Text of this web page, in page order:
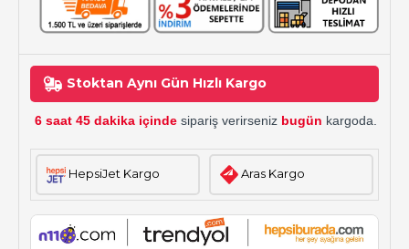
Stoktan Aynı Gün Hızlı Kargo
6 saat 45 dakika içinde sipariş verirseniz bugün kargoda.
HepsiJet Kargo Aras Kargo